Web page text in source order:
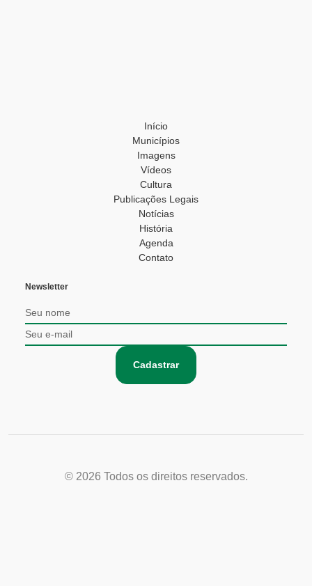
Início
Municípios
Imagens
Vídeos
Cultura
Publicações Legais
Notícias
História
Agenda
Contato
Newsletter
Cadastrar
© 2026 Todos os direitos reservados.